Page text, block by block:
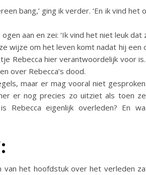
bang,’ ging ik verder. ‘En ik vind
aan en zei: ‘Ik vind het niet leuk dat
wijze om het leven komt nadat hij
Rebecca hier verantwoordelijk voor
over Rebecca’s dood.
maar er mag vooral niet
er nog precies zo uitziet als toen
eigenlijk overleden? En
het hoofdstuk over het verleden